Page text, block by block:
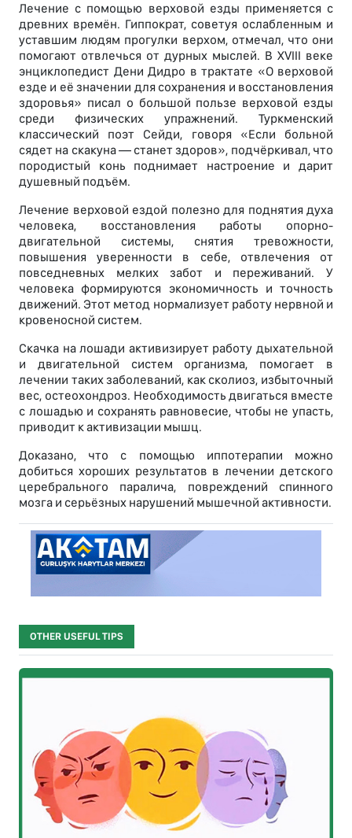
Лечение с помощью верховой езды применяется с
древних времён. Гиппократ, советуя ослабленным и
уставшим людям прогулки верхом, отмечал, что они
помогают отвлечься от дурных мыслей. В XVIII веке
энциклопедист Дени Дидро в трактате «О верховой
езде и её значении для сохранения и восстановления
здоровья» писал о большой пользе верховой езды
среди физических упражнений. Туркменский
классический поэт Сейди, говоря «Если больной
сядет на скакуна — станет здоров», подчёркивал, что
породистый конь поднимает настроение и дарит
душевный подъём.
Лечение верховой ездой полезно для поднятия духа
человека, восстановления работы опорно-
двигательной системы, снятия тревожности,
повышения уверенности в себе, отвлечения от
повседневных мелких забот и переживаний. У
человека формируются экономичность и точность
движений. Этот метод нормализует работу нервной и
кровеносной систем.
Скачка на лошади активизирует работу дыхательной
и двигательной систем организма, помогает в
лечении таких заболеваний, как сколиоз, избыточный
вес, остеохондроз. Необходимость двигаться вместе
с лошадью и сохранять равновесие, чтобы не упасть,
приводит к активизации мышц.
Доказано, что с помощью иппотерапии можно
добиться хороших результатов в лечении детского
церебрального паралича, повреждений спинного
мозга и серьёзных нарушений мышечной активности.
OTHER USEFUL TIPS